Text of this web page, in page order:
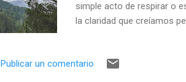
simple acto de respirar o
la claridad que creíamos
presente, el único
Publicar un comentario